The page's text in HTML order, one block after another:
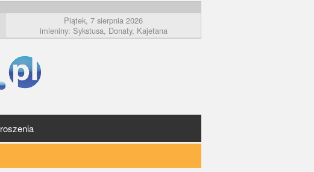
Piątek, 7 sierpnia 2026
imieniny: Sykstusa, Donaty, Kajetana